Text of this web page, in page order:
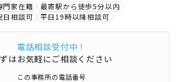
門家在籍
最寄駅から徒歩5分以内
日相談可
平日19時以降相談可
電話相談受付中！
はお気軽にご相談ください
この事務所の電話番号